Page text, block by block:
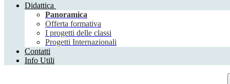
Didattica
Panoramica
Offerta formativa
I progetti delle classi
Progetti Internazionali
Contatti
Info Utili